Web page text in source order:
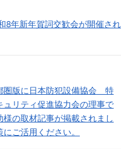
8年新年賀詞交歓会が開催され
圏版に日本防犯設備協会 特
リティ促進協力会の理事で
の取材記事が掲載されまし
ご活用ください。